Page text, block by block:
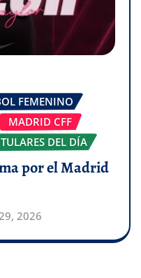
FEMENINO
MADRID CFF
DEL DÍA
por el Madrid
2026